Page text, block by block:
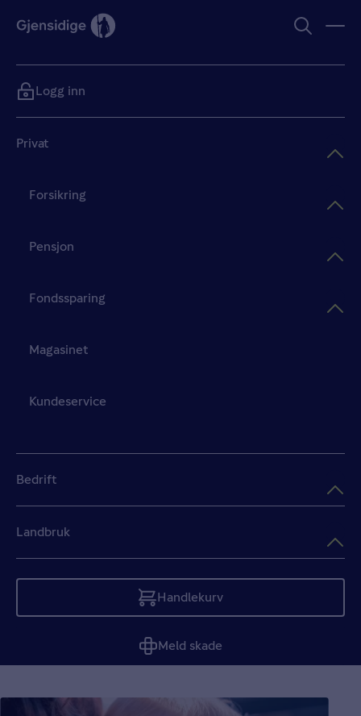
Privat
Forsikring
Pensjon
Fondssparing
Magasinet
Kundeservice
Bedrift
Landbruk
Handlekurv
Tom
Meld skade
Logg inn